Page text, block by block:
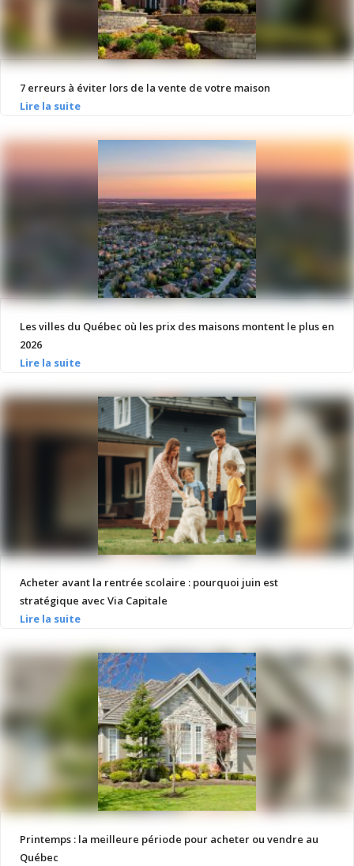
7 erreurs à éviter lors de la vente de votre maison
Les villes du Québec où les prix des maisons montent le plus en
2026
Acheter avant la rentrée scolaire : pourquoi juin est
stratégique avec Via Capitale
Printemps : la meilleure période pour acheter ou vendre au
Québec